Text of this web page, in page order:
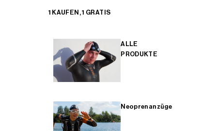
1 KAUFEN, 1 GRATIS
ALLE
PRODUKTE
Neoprenanzüge